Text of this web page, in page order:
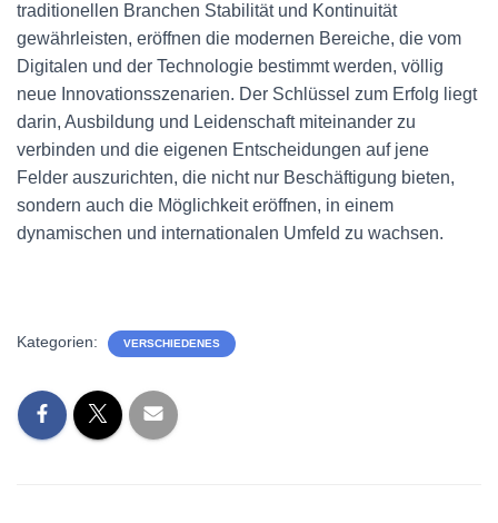
traditionellen Branchen Stabilität und Kontinuität
gewährleisten, eröffnen die modernen Bereiche, die vom
Digitalen und der Technologie bestimmt werden, völlig
neue Innovationsszenarien. Der Schlüssel zum Erfolg liegt
darin, Ausbildung und Leidenschaft miteinander zu
verbinden und die eigenen Entscheidungen auf jene
Felder auszurichten, die nicht nur Beschäftigung bieten,
sondern auch die Möglichkeit eröffnen, in einem
dynamischen und internationalen Umfeld zu wachsen.
Kategorien: VERSCHIEDENES